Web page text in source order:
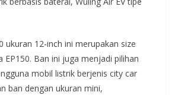
ukuran 12-inch ini merupakan size
EP150. Ban ini juga menjadi pilihan
mobil listrik berjenis city car
ban dengan ukuran mini,